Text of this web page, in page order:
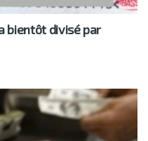
bientôt divisé par